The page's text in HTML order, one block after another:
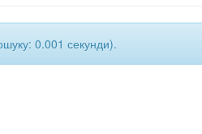
0.001 секунди).